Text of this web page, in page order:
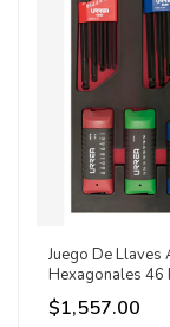
Juego De Llaves
Hexagonales 46
Urrea
$1,557.00